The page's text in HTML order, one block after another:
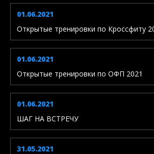
01.06.2021
Открытые тренировки по Кроссфиту
01.06.2021
Открытые тренировки по ОФП 2021
01.06.2021
ШАГ НА ВСТРЕЧУ
31.05.2021